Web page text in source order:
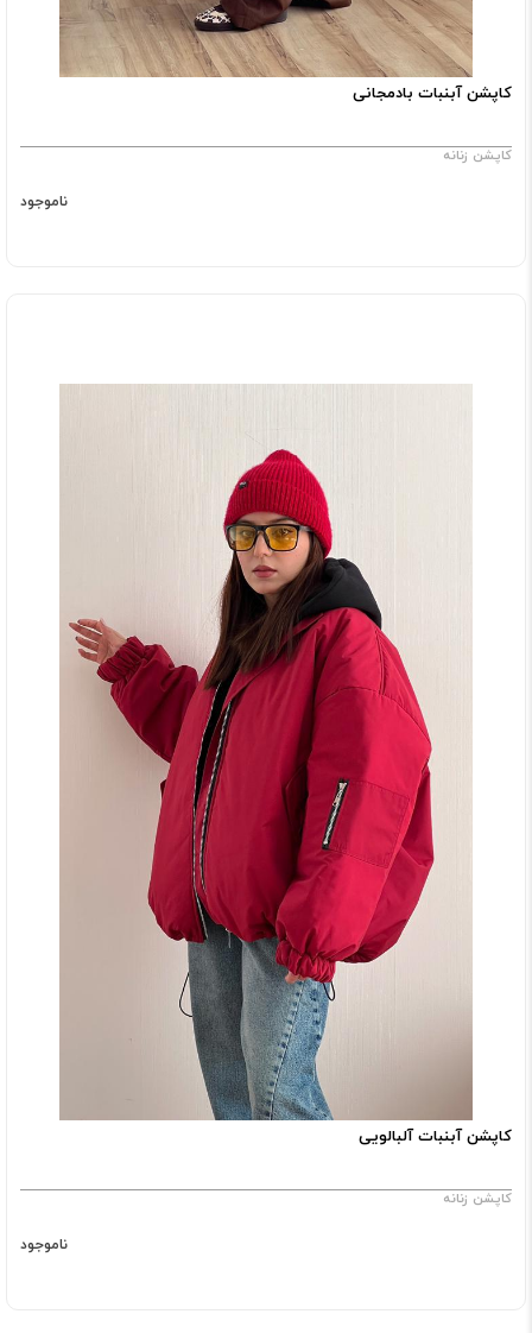
کاپشن آبنبات بادمجانی
کاپشن زنانه
ناموجود
کاپشن آبنبات آلبالویی
کاپشن زنانه
ناموجود